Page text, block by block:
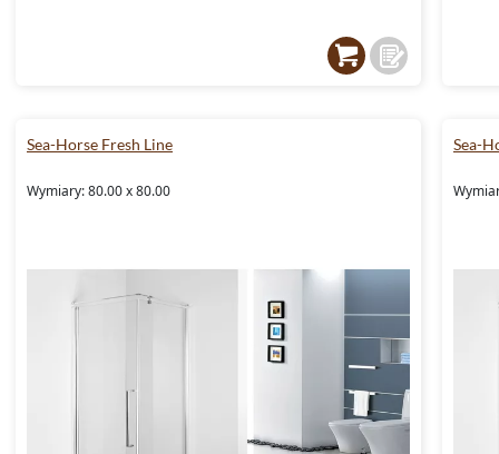
Sea-Horse Fresh Line
Wymiary: 80.00 x 80.00
Sea-